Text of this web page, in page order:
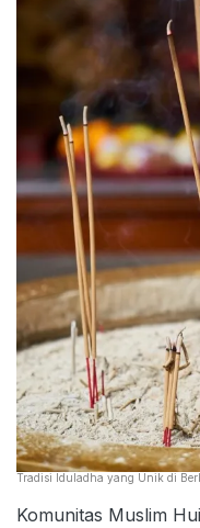
Tradisi Iduladha yang Unik di
Komunitas Muslim